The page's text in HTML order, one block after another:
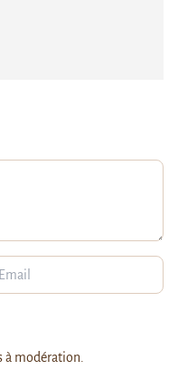
modération.